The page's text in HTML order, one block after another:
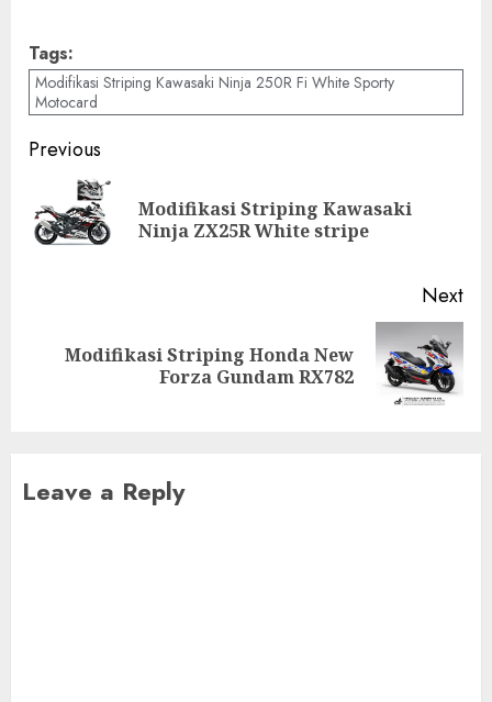
Tags:
Modifikasi Striping Kawasaki Ninja 250R Fi White Sporty
Motocard
Post
navigation
Previous
Modifikasi Striping Kawasaki
Ninja ZX25R White stripe
Next
NextModifikasi Striping Honda New
Forza Gundam RX782
Leave a Reply